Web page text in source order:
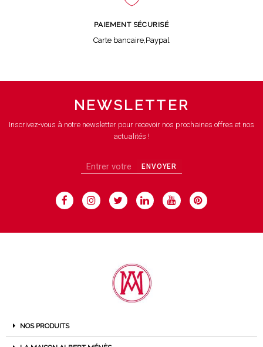
PAIEMENT SÉCURISÉ
Carte bancaire,Paypal
NEWSLETTER
Inscrivez-vous à notre newsletter pour recevoir nos prochaines offres et nos
actualités !
ENVOYER
NOS PRODUITS